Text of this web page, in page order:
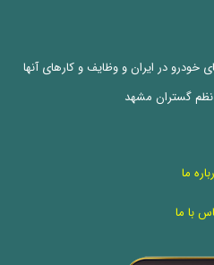
خودرو در ایران و وظایف و کارهای آنها
گستران مشهد
ما
با ما